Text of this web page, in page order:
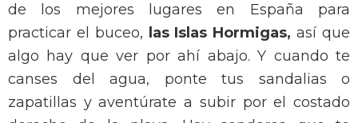
de los mejores lugares en España para
practicar el buceo, las Islas Hormigas, así que
algo hay que ver por ahí abajo. Y cuando te
canses del agua, ponte tus sandalias o
zapatillas y aventúrate a subir por el costado